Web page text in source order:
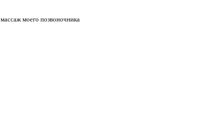
моего позвоночника